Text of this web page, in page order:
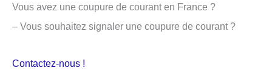
Vous avez une coupure de courant en France ?
– Vous souhaitez signaler une coupure de courant ?
Contactez-nous !